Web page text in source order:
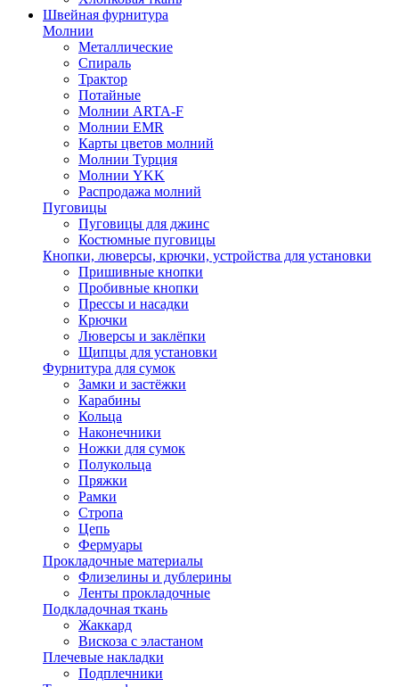
Швейная фурнитура
Молнии
Металлические
Спираль
Трактор
Потайные
Молнии ARTA-F
Молнии EMR
Карты цветов молний
Молнии Турция
Молнии YKK
Распродажа молний
Пуговицы
Пуговицы для джинс
Костюмные пуговицы
Кнопки, люверсы, крючки, устройства для установки
Пришивные кнопки
Пробивные кнопки
Прессы и насадки
Крючки
Люверсы и заклёпки
Щипцы для установки
Фурнитура для сумок
Замки и застёжки
Карабины
Кольца
Наконечники
Ножки для сумок
Полукольца
Пряжки
Рамки
Стропа
Цепь
Фермуары
Прокладочные материалы
Флизелины и дублерины
Ленты прокладочные
Подкладочная ткань
Жаккард
Вискоза с эластаном
Плечевые накладки
Подплечники